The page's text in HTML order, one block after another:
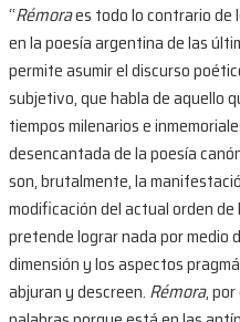
“Rémoraes todo lo contrario de
en la poesía argentina de las
permite asumir el discurso
subjetivo, que habla de aquello
tiempos milenarios e
desencantada de la poesía
son, brutalmente, la
modificación del actual orden
pretende lograr nada por medio
dimensión y los aspectos
abjuran y descreen. Rémora,